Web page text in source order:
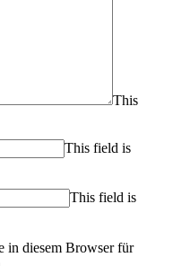
This
This field is
This field is
in diesem Browser für